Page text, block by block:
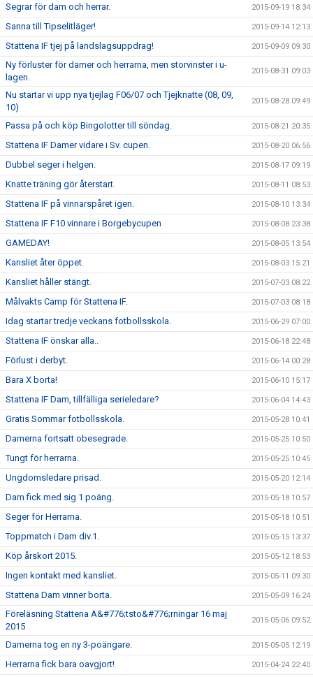
Segrar för dam och herrar. 2015-09-19 18:34
Sanna till Tipselitläger! 2015-09-14 12:13
Stattena IF tjej på landslagsuppdrag! 2015-09-09 09:30
Ny förluster för damer och herrarna, men storvinster i u-
lagen.
2015-08-31 09:03
Nu startar vi upp nya tjejlag F06/07 och Tjejknatte (08, 09,
10)
2015-08-28 09:49
Passa på och köp Bingolotter till söndag. 2015-08-21 20:35
Stattena IF Damer vidare i Sv. cupen. 2015-08-20 06:56
Dubbel seger i helgen. 2015-08-17 09:19
Knatte träning gör återstart. 2015-08-11 08:53
Stattena IF på vinnarspåret igen. 2015-08-10 13:34
Stattena IF F10 vinnare i Borgebycupen 2015-08-08 23:38
GAMEDAY! 2015-08-05 13:54
Kansliet åter öppet. 2015-08-03 15:21
Kansliet håller stängt. 2015-07-03 08:22
Målvakts Camp för Stattena IF. 2015-07-03 08:18
Idag startar tredje veckans fotbollsskola. 2015-06-29 07:00
Stattena IF önskar alla.. 2015-06-18 22:48
Förlust i derbyt. 2015-06-14 00:28
Bara X borta! 2015-06-10 15:17
Stattena IF Dam, tillfälliga serieledare? 2015-06-04 14:43
Gratis Sommar fotbollsskola. 2015-05-28 10:41
Damerna fortsatt obesegrade. 2015-05-25 10:50
Tungt för herrarna. 2015-05-25 10:45
Ungdomsledare prisad. 2015-05-20 12:14
Dam fick med sig 1 poäng. 2015-05-18 10:57
Seger för Herrarna. 2015-05-18 10:51
Toppmatch i Dam div.1. 2015-05-15 13:37
Köp årskort 2015. 2015-05-12 18:53
Ingen kontakt med kansliet. 2015-05-11 09:30
Stattena Dam vinner borta. 2015-05-09 16:24
Föreläsning Stattena A&#776;tsto&#776;rningar 16 maj
2015
2015-05-06 09:52
Damerna tog en ny 3-poängare. 2015-05-05 12:19
Herrarna fick bara oavgjort! 2015-04-24 22:40